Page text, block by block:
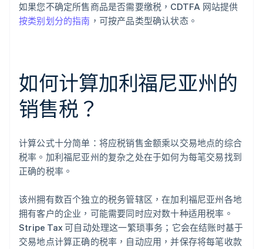
如果您不确定所售商品是否需要缴税，CDTFA 网站提供
按类别划分的指南 ，可按产品类型确认状态。
如何计算加利福尼亚州的
销售税？
计算公式十分简单：将应税销售金额乘以交易地点的综合
税率。加利福尼亚州的复杂之处在于如何为每笔交易找到
正确的税率。
该州拥有数百个独立的税务管辖区，在加利福尼亚州各地
拥有客户的企业，可能需要同时应对数十种适用税率。
Stripe Tax 可自动处理这一繁琐事务；它会在结账时基于
交易地点计算正确的税率，自动应用，并保存将每笔收款